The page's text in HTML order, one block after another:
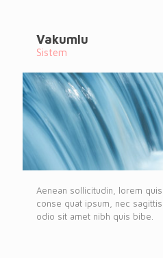
Vakumlu
Sistem
Aenean sollicitudin, lorem
conse quat ipsum, nec
odio sit amet nibh quis bibe.